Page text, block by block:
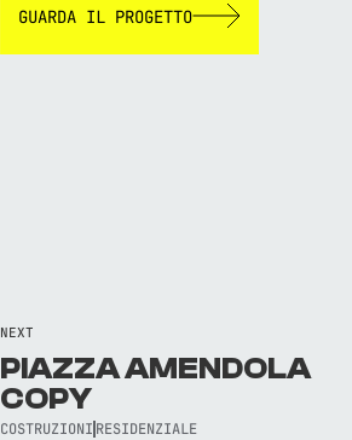
GUARDA IL PROGETTO
NEXT
PIAZZA AMENDOLA
COPY
COSTRUZIONI RESIDENZIALE